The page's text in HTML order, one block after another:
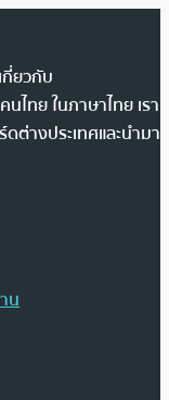
ยวกับ
ไทย ในภาษาไทย เรา
ต่างประเทศและนำมา
น